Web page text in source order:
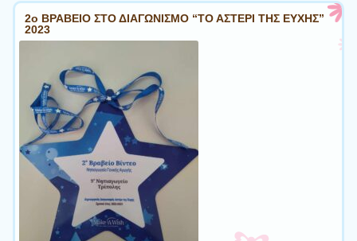
2ο ΒΡΑΒΕΙΟ ΣΤΟ ΔΙΑΓΩΝΙΣΜΟ “ΤΟ ΑΣΤΕΡΙ ΤΗΣ ΕΥΧΗΣ”
2023